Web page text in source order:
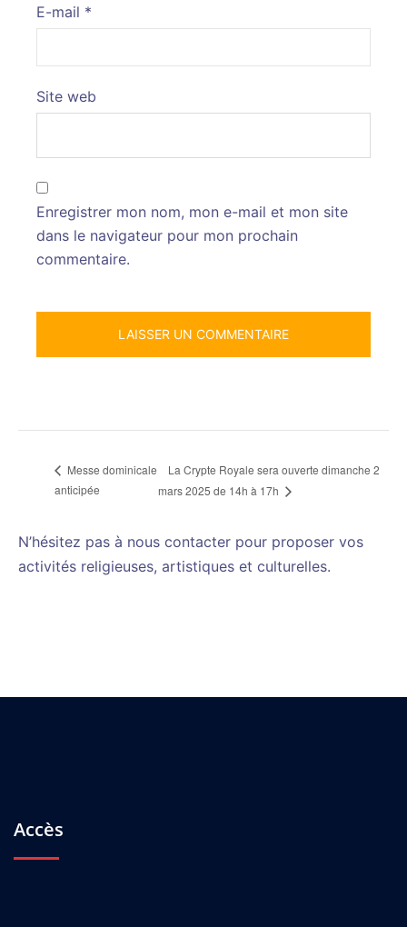
E-mail *
Site web
Enregistrer mon nom, mon e-mail et mon site
dans le navigateur pour mon prochain
commentaire.
Messe dominicale
anticipée
La Crypte Royale sera ouverte dimanche 2
mars 2025 de 14h à 17h
N’hésitez pas à nous contacter pour proposer vos
activités religieuses, artistiques et culturelles.
Accès